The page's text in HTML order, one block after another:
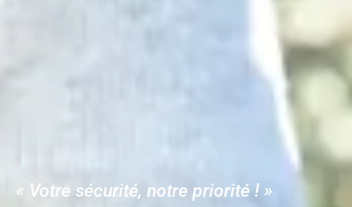
« Votre sécurité, notre priorité ! »